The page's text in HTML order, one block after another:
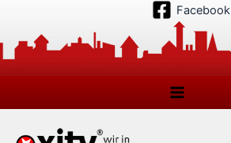
springen
Facebook